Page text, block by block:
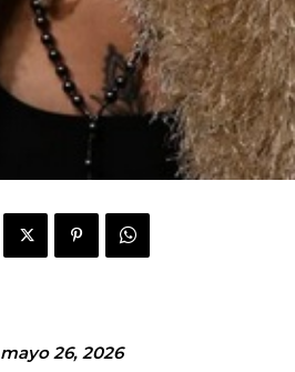
mayo 26, 2026